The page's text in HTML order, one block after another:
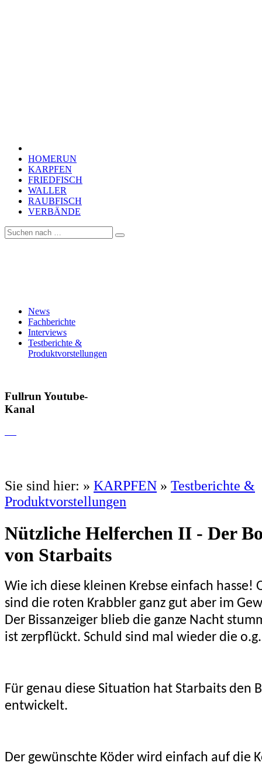
HOMERUN
KARPFEN
FRIEDFISCH
WALLER
RAUBFISCH
VERBÄNDE
News
Fachberichte
Interviews
Testberichte &
Produktvorstellungen
Fullrun Youtube-
Kanal
Sie sind hier: » KARPFEN » Testberichte &
Produktvorstellungen
Nützliche Helferchen II - Der
von Starbaits
Wie ich diese kleinen Krebse einfach hasse!
sind die roten Krabbler ganz gut aber im
Der Bissanzeiger blieb die ganze Nacht
ist zerpflückt. Schuld sind mal wieder die
Für genau diese Situation hat Starbaits den
entwickelt.
Der gewünschte Köder wird einfach auf die